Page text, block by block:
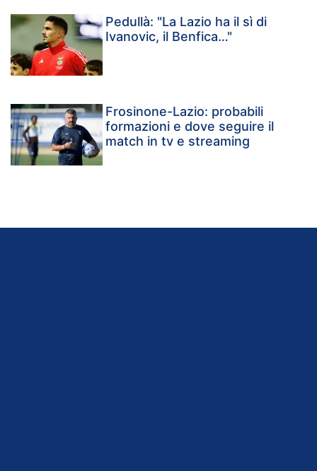
Pedullà: "La Lazio ha il sì di
Ivanovic, il Benfica…"
Frosinone-Lazio: probabili
formazioni e dove seguire il
match in tv e streaming